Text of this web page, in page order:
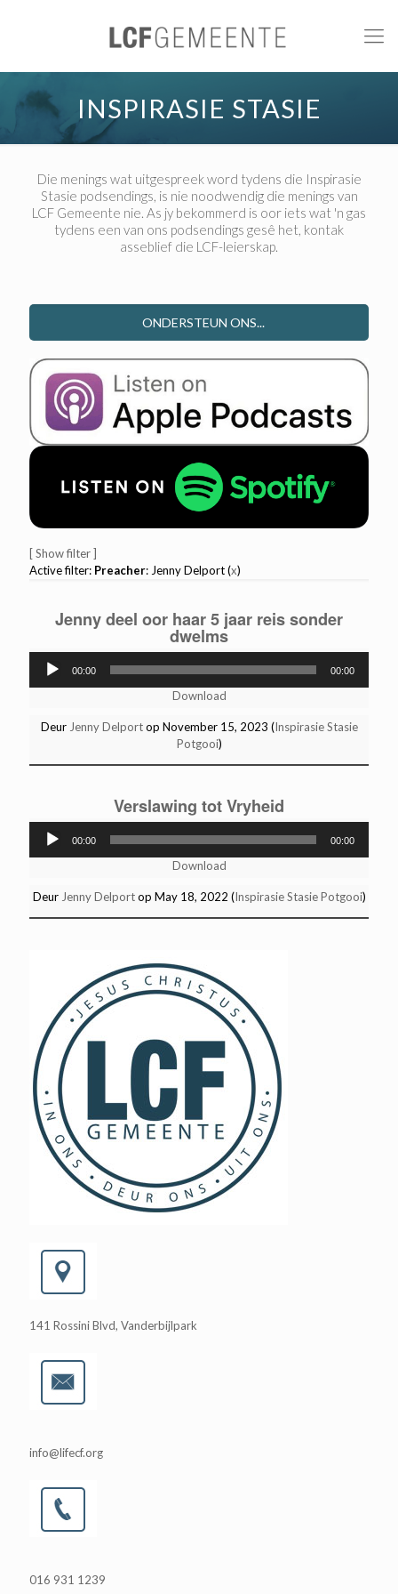
INSPIRASIE STASIE
Die menings wat uitgespreek word tydens die Inspirasie
Stasie podsendings, is nie noodwendig die menings van
LCF Gemeente nie. As jy bekommerd is oor iets wat 'n gas
tydens een van ons podsendings gesê het, kontak
asseblief die LCF-leierskap.
ONDERSTEUN ONS...
[ Show filter ]
Active filter: Preacher: Jenny Delport (x)
Jenny deel oor haar 5 jaar reis sonder
dwelms
Player
00:00 00:00
Download
Deur Jenny Delportop November 15, 2023 (Inspirasie Stasie
Potgooi)
Verslawing tot Vryheid
Player
00:00 00:00
Download
Deur Jenny Delportop May 18, 2022 (Inspirasie Stasie Potgooi)
141 Rossini Blvd, Vanderbijlpark
info@lifecf.org
016 931 1239